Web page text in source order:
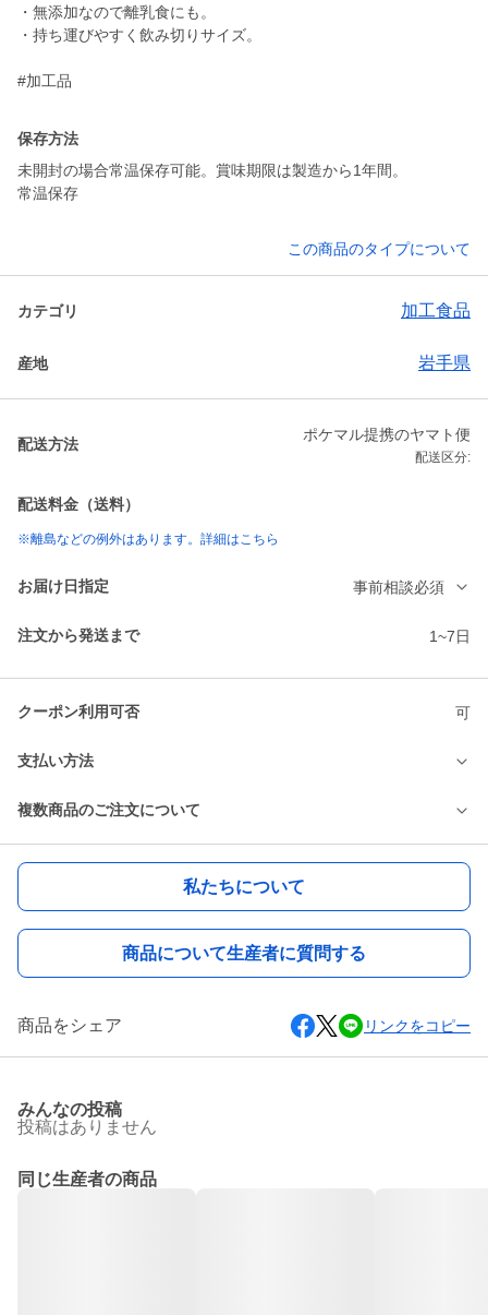
・無添加なので離乳食にも。
・持ち運びやすく飲み切りサイズ。
#加工品
保存方法
未開封の場合常温保存可能。賞味期限は製造から1年間。
常温保存
この商品のタイプについて
カテゴリ 加工食品
産地 岩手県
配送方法
ポケマル提携のヤマト便
配送区分:
配送料金（送料）
※離島などの例外はあります。詳細はこちら
お届け日指定 事前相談必須
注文から発送まで 1~7日
クーポン利用可否 可
支払い方法
複数商品のご注文について
私たちについて
商品について生産者に質問する
商品をシェア リンクをコピー
みんなの投稿
投稿はありません
同じ生産者の商品